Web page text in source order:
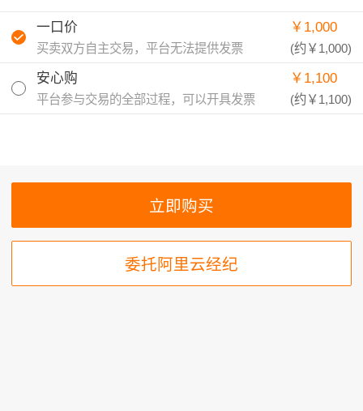
一口价
买卖双方自主交易，平台无法提供发票
￥1,000
(约￥1,000)
安心购
平台参与交易的全部过程，可以开具发票
￥1,100
(约￥1,100)
委托阿里云经纪